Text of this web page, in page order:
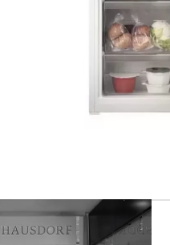
V-ZUG
VARD
Vestfrost